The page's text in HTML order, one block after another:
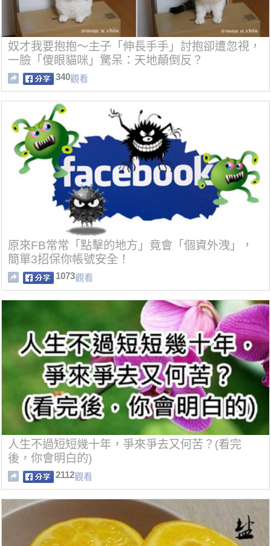
奴才我要抱抱～主子「伸長手手」討抱卻遭忽視，
一臉「傻眼貓咪」驚呆：天地顛倒反？
340觀看
原來FB常常「點擊的地方」竟會「個資外洩」，
簡單3招保你帳號安全！
1073觀看
人生不過短短幾十年，爭來爭去又何苦？(看完
後，你會明白的)
2112觀看